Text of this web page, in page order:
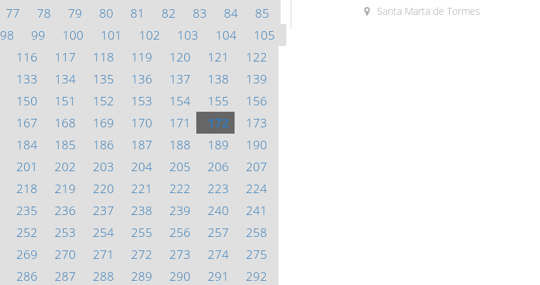
77 78 79 80 81 82 83 84
85
98 99 100 101 102 103 104
105
116 117 118 119 120 121
122
133 134 135 136 137 138
139
150 151 152 153 154 155
156
167 168 169 170 171 172
173
184 185 186 187 188 189
190
201 202 203 204 205 206
207
218 219 220 221 222 223
224
235 236 237 238 239 240
241
252 253 254 255 256 257
258
269 270 271 272 273 274
275
286 287 288 289 290 291 292
Santa Marta de Tormes